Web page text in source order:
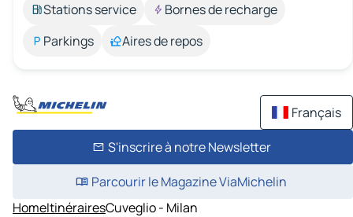
Stations service
Bornes de recharge
Parkings
Aires de repos
Français
S'inscrire à notre Newsletter
Parcourir le Magazine ViaMichelin
HomeItinérairesCuveglio - Milan